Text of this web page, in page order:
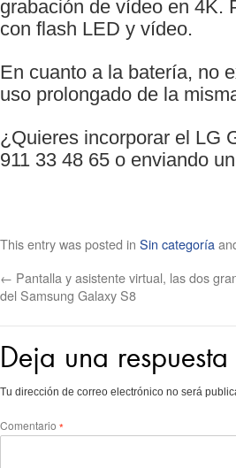
grabación de vídeo en 4K.
con flash LED y vídeo.
En cuanto a la batería, no
uso prolongado de la
¿Quieres incorporar el LG
911 33 48 65 o enviando
This entry was posted in Sin categoría
← Pantalla y asistente virtual, las dos
del Samsung Galaxy S8
Deja una respuesta
Tu dirección de correo electrónico no será
Comentario *